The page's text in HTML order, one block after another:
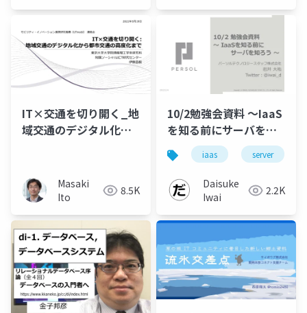
IT×交通を切り開く_地
域交通のデジタル化か
Masaki
Ito
8.5K
10/2勉強会資料 ～IaaS
を知る前にサーバを知
ろう～iaas server
Daisuke
Iwai
2.2K